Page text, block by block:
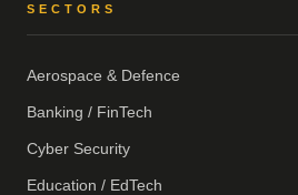
SECTORS
Aerospace & Defence
Banking / FinTech
Cyber Security
Education / EdTech